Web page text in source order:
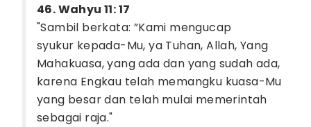
46. Wahyu 11: 17
"Sambil berkata: ”Kami mengucap
syukur kepada-Mu, ya Tuhan, Allah, Yang
Mahakuasa, yang ada dan yang sudah ada,
karena Engkau telah memangku kuasa-Mu
yang besar dan telah mulai memerintah
sebagai raja."